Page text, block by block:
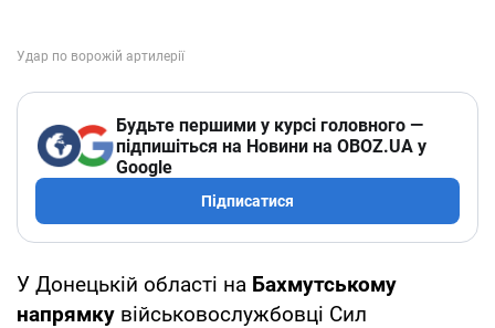
Будьте першими у курсі головного —
підпишіться на Новини на OBOZ.UA у
Google
Підписатися
У Донецькій області на Бахмутському
напрямку військовослужбовці Сил